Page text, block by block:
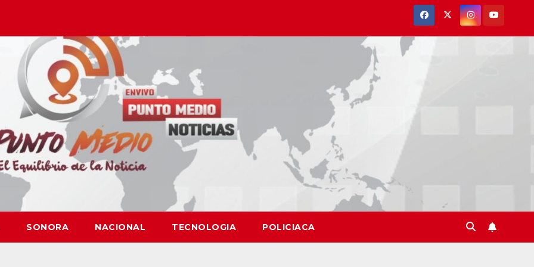
SONORA NACIONAL TECNOLOGIA POLICIACA